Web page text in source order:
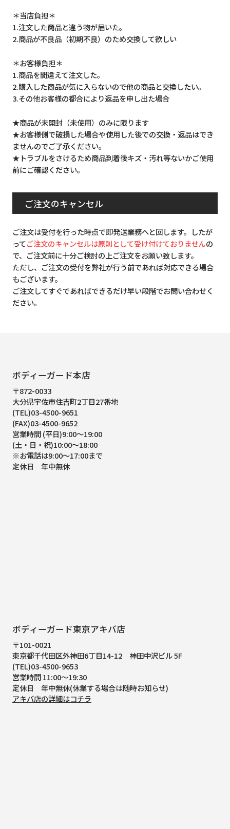
＊当店負担＊
1.注文した商品と違う物が届いた。
2.商品が不良品（初期不良）のため交換して欲しい
＊お客様負担＊
1.商品を間違えて注文した。
2.購入した商品が気に入らないので他の商品と交換したい。
3.その他お客様の都合により返品を申し出た場合
★商品が未開封（未使用）のみに限ります
★お客様側で破損した場合や使用した後での交換・返品はでき
ませんのでご了承ください。
★トラブルをさけるため商品到着後キズ・汚れ等ないかご使用
前にご確認ください。
ご注文のキャンセル
ご注文は受付を行った時点で即発送業務へと回します。したが
ってご注文のキャンセルは原則として受け付けておりませんの
で、ご注文前に十分ご検討の上ご注文をお願い致します。
ただし、ご注文の受付を弊社が行う前であれば対応できる場合
もございます。
ご注文してすぐであればできるだけ早い段階でお問い合わせく
ださい。
ボディーガード本店
〒872-0033
大分県宇佐市住吉町2丁目27番地
(TEL)03-4500-9651
(FAX)03-4500-9652
営業時間 (平日)9:00～19:00
(土・日・祝)10:00～18:00
※お電話は9:00～17:00まで
定休日 年中無休
ボディーガード東京アキバ店
〒101-0021
東京都千代田区外神田6丁目14-12 神田中沢ビル 5F
(TEL)03-4500-9653
営業時間 11:00～19:30
定休日 年中無休(休業する場合は随時お知らせ)
アキバ店の詳細はコチラ